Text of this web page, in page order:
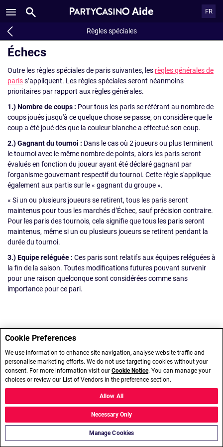
Aide FR
Règles spéciales
Échecs
Outre les règles spéciales de paris suivantes, les règles générales de
pariss’appliquent. Les règles spéciales seront néanmoins
prioritaires par rapport aux règles générales.
1.) Nombre de coups : Pour tous les paris se référant au nombre de
coups joués jusqu'à ce quelque chose se passe, on considère que le
coup a été joué dès que la couleur blanche a effectué son coup.
2.) Gagnant du tournoi : Dans le cas où 2 joueurs ou plus terminent
le tournoi avec le même nombre de points, alors les paris seront
évalués en fonction du joueur ayant été déclaré gagnant par
l'organisme gouvernant respectif du tournoi. Cette règle s'applique
également aux partis sur le « gagnant du groupe ».
« Si un ou plusieurs joueurs se retirent, tous les paris seront
maintenus pour tous les marchés d’Échec, sauf précision contraire.
Pour les paris des tournois, cela signifie que tous les paris seront
maintenus, même si un ou plusieurs joueurs se retirent pendant la
durée du tournoi.
3.) Equipe reléguée : Ces paris sont relatifs aux équipes reléguées à
la fin de la saison. Toutes modifications futures pouvant survenir
pour une raison quelconque sont considérées comme sans
importance pour ce pari.
Cookie Preferences
We use information to enhance site navigation, analyse website traffic and
personalise marketing efforts. We do not use targeting cookies without your
consent. For more information visit our Cookie Notice. You can manage your
choices or review our List of Vendors in the preference section.
Manage Cookies
Necessary Only
Allow All